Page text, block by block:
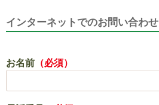
インターネットでのお問い合わせ
お名前（必須）